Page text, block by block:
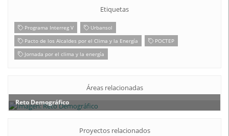
Etiquetas
Programa Interreg V
Urbansol
Pacto de los Alcaldes por el Clima y la Energía
POCTEP
Jornada por el clima y la energía
Áreas relacionadas
Reto Demográfico
Proyectos relacionados